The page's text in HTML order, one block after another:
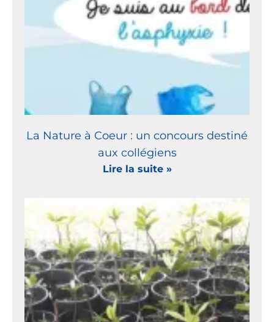
La Nature à Coeur : un concours destiné
aux collégiens
Lire la suite »